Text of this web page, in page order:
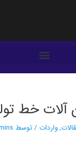
آلات خط
,واردات / توسط